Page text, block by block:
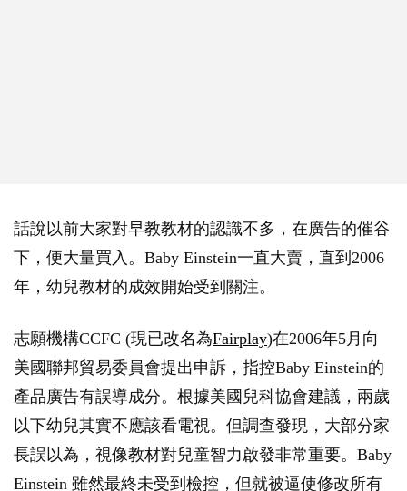
話說以前大家對早教教材的認識不多，在廣告的催谷
下，便大量買入。Baby Einstein一直大賣，直到2006
年，幼兒教材的成效開始受到關注。
志願機構CCFC (現已改名為Fairplay)在2006年5月向
美國聯邦貿易委員會提出申訴，指控Baby Einstein的
產品廣告有誤導成分。根據美國兒科協會建議，兩歲
以下幼兒其實不應該看電視。但調查發現，大部分家
長誤以為，視像教材對兒童智力啟發非常重要。Baby
Einstein 雖然最終未受到檢控，但就被逼使修改所有